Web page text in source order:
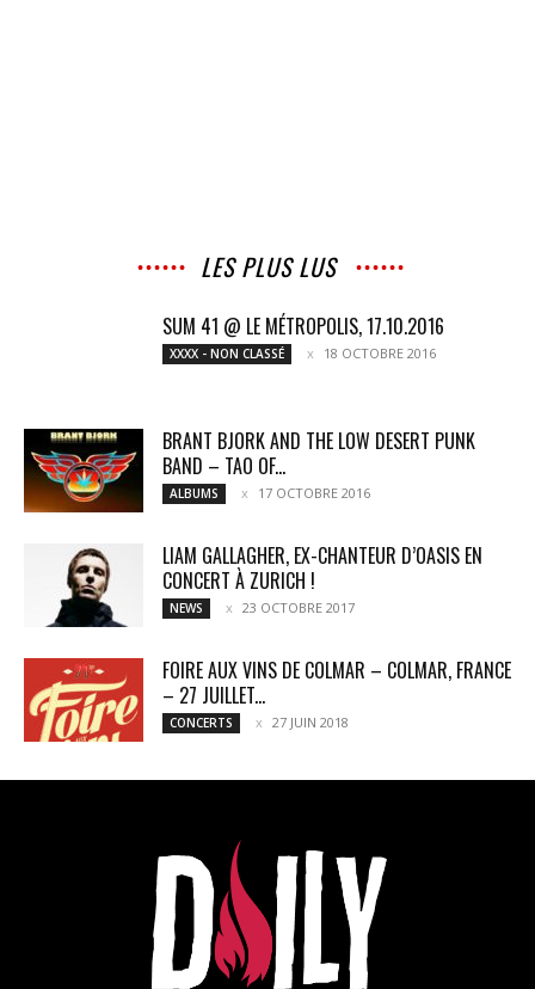
LES PLUS LUS
SUM 41 @ LE MÉTROPOLIS, 17.10.2016
XXXX - NON CLASSÉ 18 OCTOBRE 2016
BRANT BJORK AND THE LOW DESERT PUNK
BAND – TAO OF...
ALBUMS 17 OCTOBRE 2016
LIAM GALLAGHER, EX-CHANTEUR D’OASIS EN
CONCERT À ZURICH !
NEWS 23 OCTOBRE 2017
FOIRE AUX VINS DE COLMAR – COLMAR, FRANCE
– 27 JUILLET...
CONCERTS 27 JUIN 2018